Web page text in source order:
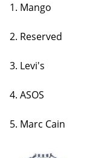
1. Mango
2. Reserved
3. Levi's
4. ASOS
5. Marc Cain